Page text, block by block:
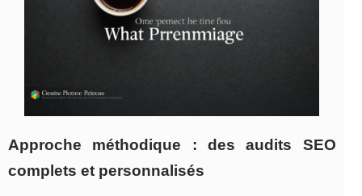
Approche méthodique : des audits SEO
complets et personnalisés